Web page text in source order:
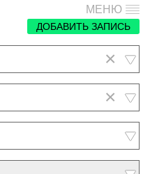
МЕНЮ
ДОБАВИТЬ ЗАПИСЬ
×
×